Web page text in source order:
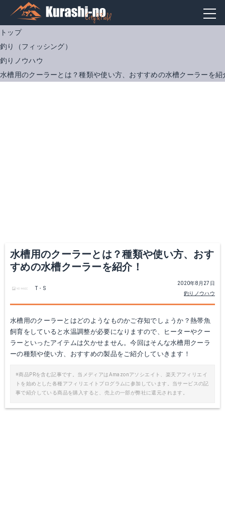
トップ
釣り（フィッシング）
釣りノウハウ
水槽用のクーラーとは？種類や使い方、おすすめの水槽クーラーを紹
水槽用のクーラーとは？種類や使い方、おす
すめの水槽クーラーを紹介！
2020年8月27日
釣りノウハウ
T・S
水槽用のクーラーとはどのようなものかご存知でしょうか？熱帯魚
飼育をしていると水温調整が必要になりますので、ヒーターやクー
ラーといったアイテムは欠かせません。今回はそんな水槽用クーラ
ーの種類や使い方、おすすめの製品をご紹介していきます！
※商品PRを含む記事です。当メディアはAmazonアソシエイト、楽天アフィリエイ
トを始めとした各種アフィリエイトプログラムに参加しています。当サービスの記
事で紹介している商品を購入すると、売上の一部が弊社に還元されます。